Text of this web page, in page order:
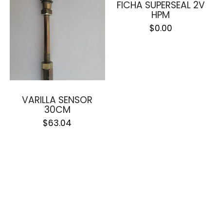
VARILLA SENSOR
30CM
$63.04
FICHA SUPERSEAL 2V
HPM
$0.00